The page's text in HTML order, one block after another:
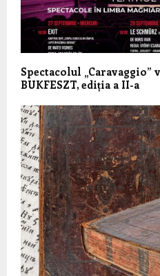
Spectacolul
BUKFESZT, ediția a II-a